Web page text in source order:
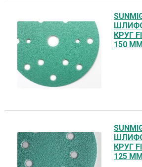
КРУГ
150 ММ
КРУГ
125 ММ